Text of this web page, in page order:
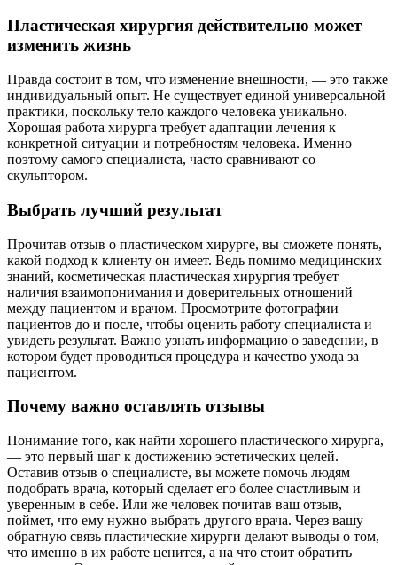
Пластическая хирургия действительно может
изменить жизнь
Правда состоит в том, что изменение внешности, — это также
индивидуальный опыт. Не существует единой универсальной
практики, поскольку тело каждого человека уникально.
Хорошая работа хирурга требует адаптации лечения к
конкретной ситуации и потребностям человека. Именно
поэтому самого специалиста, часто сравнивают со
скульптором.
Выбрать лучший результат
Прочитав отзыв о пластическом хирурге, вы сможете понять,
какой подход к клиенту он имеет. Ведь помимо медицинских
знаний, косметическая пластическая хирургия требует
наличия взаимопонимания и доверительных отношений
между пациентом и врачом. Просмотрите фотографии
пациентов до и после, чтобы оценить работу специалиста и
увидеть результат. Важно узнать информацию о заведении, в
котором будет проводиться процедура и качество ухода за
пациентом.
Почему важно оставлять отзывы
Понимание того, как найти хорошего пластического хирурга,
— это первый шаг к достижению эстетических целей.
Оставив отзыв о специалисте, вы можете помочь людям
подобрать врача, который сделает его более счастливым и
уверенным в себе. Или же человек почитав ваш отзыв,
поймет, что ему нужно выбрать другого врача. Через вашу
обратную связь пластические хирурги делают выводы о том,
что именно в их работе ценится, а на что стоит обратить